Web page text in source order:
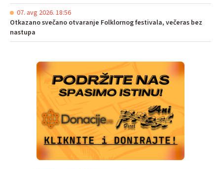
07. avg 2026. 18:56
Otkazano svečano otvaranje Folklornog festivala, večeras bez
nastupa